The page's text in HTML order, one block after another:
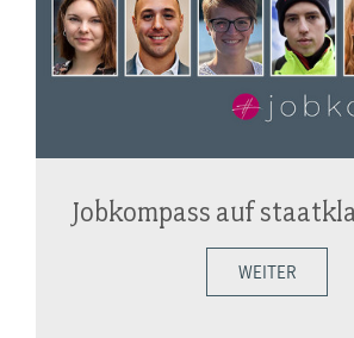
Jobkompass auf
WEITER